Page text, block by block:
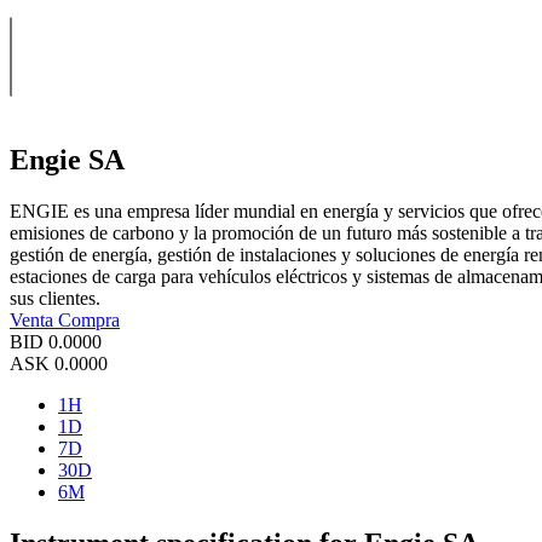
Engie SA
ENGIE es una empresa líder mundial en energía y servicios que
emisiones de carbono y la promoción de un futuro más sostenible a
gestión de energía, gestión de instalaciones y soluciones de energía
estaciones de carga para vehículos eléctricos y sistemas de
sus clientes.
Venta Compra
BID 0.0000
ASK 0.0000
1H
1D
7D
30D
6M